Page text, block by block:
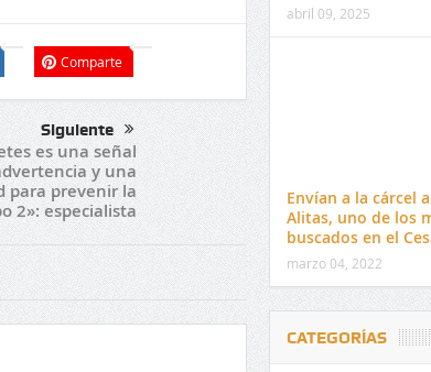
Comparte
Siguiente
es una señal
y una
para prevenir la
2»: especialista
abril 09, 2025
Envían a la cárcel
Alitas, uno de los
buscados en el
marzo 04, 2022
CATEGORÍAS